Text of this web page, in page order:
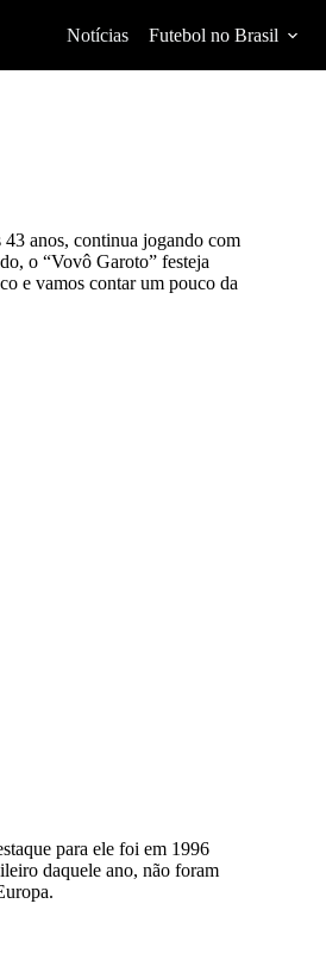
Notícias Futebol no Brasil
43 anos, continua jogando com
o “Vovô Garoto” festeja
e vamos contar um pouco da
para ele foi em 1996
daquele ano, não foram